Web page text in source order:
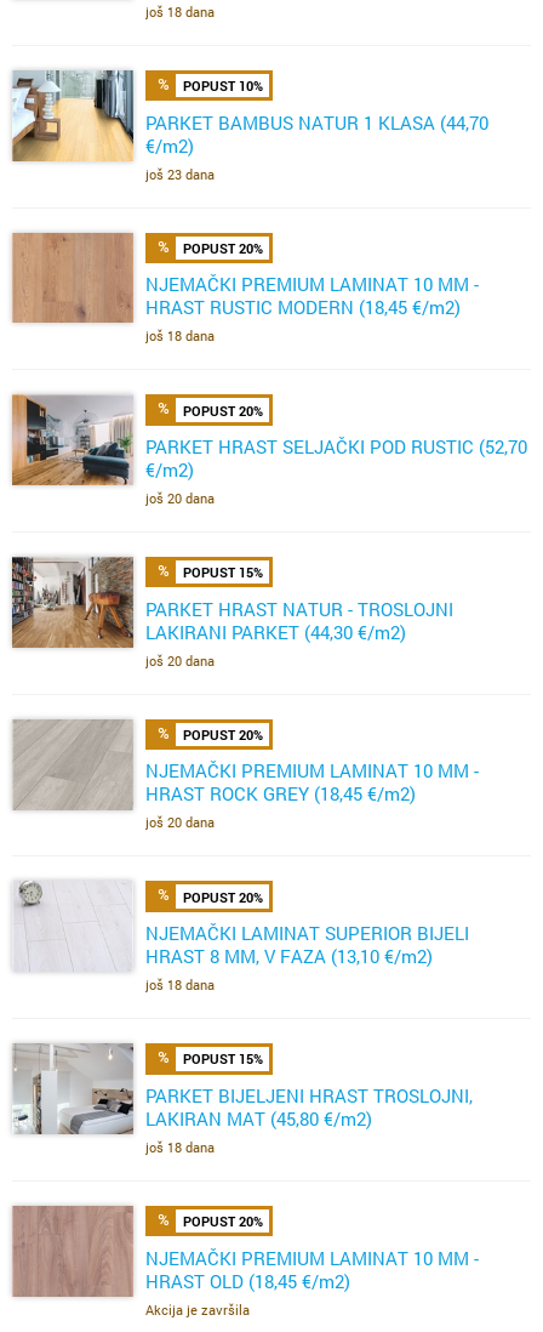
još 18 dana
POPUST 10%
PARKET BAMBUS NATUR 1 KLASA (44,70
€/m2)
još 23 dana
POPUST 20%
NJEMAČKI PREMIUM LAMINAT 10 MM -
HRAST RUSTIC MODERN (18,45 €/m2)
još 18 dana
POPUST 20%
PARKET HRAST SELJAČKI POD RUSTIC (52,70
€/m2)
još 20 dana
POPUST 15%
PARKET HRAST NATUR - TROSLOJNI
LAKIRANI PARKET (44,30 €/m2)
još 20 dana
POPUST 20%
NJEMAČKI PREMIUM LAMINAT 10 MM -
HRAST ROCK GREY (18,45 €/m2)
još 20 dana
POPUST 20%
NJEMAČKI LAMINAT SUPERIOR BIJELI
HRAST 8 MM, V FAZA (13,10 €/m2)
još 18 dana
POPUST 15%
PARKET BIJELJENI HRAST TROSLOJNI,
LAKIRAN MAT (45,80 €/m2)
još 18 dana
POPUST 20%
NJEMAČKI PREMIUM LAMINAT 10 MM -
HRAST OLD (18,45 €/m2)
Akcija je završila